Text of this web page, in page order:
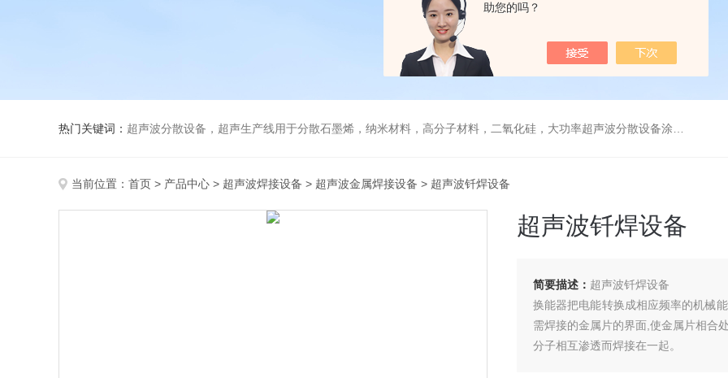
助您的吗？
热门关键词： 超声波分散设备，超声生产线用于分散石墨烯，纳米材料，高分子材料，二氧化硅，大功率超声波分散设备涂料纳米材料石墨烯分散
当前位置： 首页 > 产品中心 > 超声波焊接设备 > 超声波金属焊接设备 > 超声波钎焊设备
超声波钎焊设备
简要描述： 超声波钎焊设备
换能器把电能转换成相应频率的机械
需焊接的金属片的界面,使金属片相合
分子相互渗透而焊接在一起。